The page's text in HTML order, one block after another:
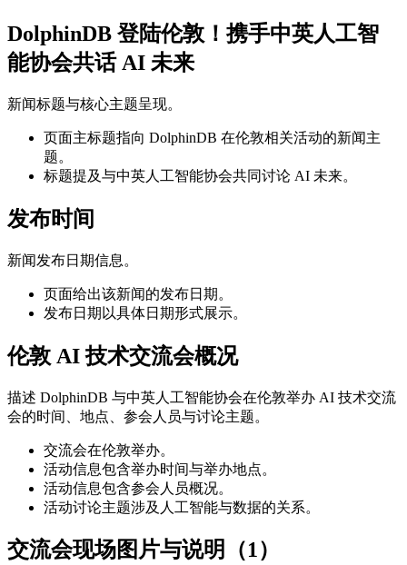
DolphinDB 登陆伦敦！携手中英人工智
能协会共话 AI 未来
新闻标题与核心主题呈现。
页面主标题指向 DolphinDB 在伦敦相关活动的新闻主
题。
标题提及与中英人工智能协会共同讨论 AI 未来。
发布时间
新闻发布日期信息。
页面给出该新闻的发布日期。
发布日期以具体日期形式展示。
伦敦 AI 技术交流会概况
描述 DolphinDB 与中英人工智能协会在伦敦举办 AI 技术交流
会的时间、地点、参会人员与讨论主题。
交流会在伦敦举办。
活动信息包含举办时间与举办地点。
活动信息包含参会人员概况。
活动讨论主题涉及人工智能与数据的关系。
交流会现场图片与说明（1）